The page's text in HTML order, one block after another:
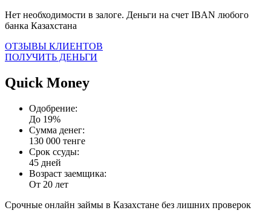
Нет необходимости в залоге. Деньги на счет IBAN любого
банка Казахстана
ОТЗЫВЫ КЛИЕНТОВ
ПОЛУЧИТЬ ДЕНЬГИ
Quick Money
Одобрение:
До 19%
Сумма денег:
130 000 тенге
Срок ссуды:
45 дней
Возраст заемщика:
От 20 лет
Срочные онлайн займы в Казахстане без лишних проверок